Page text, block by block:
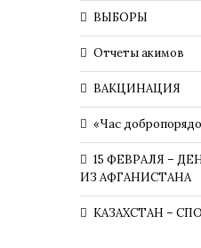
ВЫБОРЫ
Отчеты акимов
ВАКЦИНАЦИЯ
«Час
15 ФЕВРАЛЯ –
ИЗ АФГАНИСТАНА
КАЗАХСТАН –